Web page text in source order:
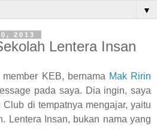
▼
2013
Lentera Insan
KEB, bernama Mak Ririn
pada saya. Dia ingin, saya
di tempatnya mengajar, yaitu
Lentera Insan, bukan nama yang